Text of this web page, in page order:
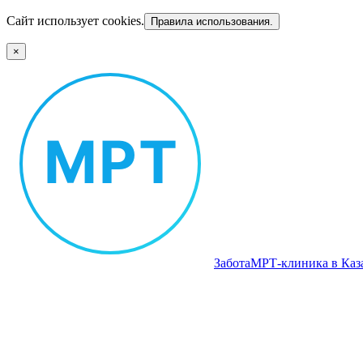
Сайт использует cookies. Правила использования.
×
ЗаботаМРТ‑клиника в